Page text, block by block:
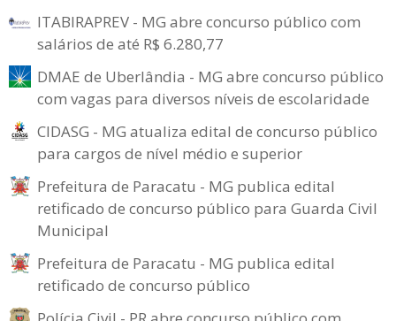
ITABIRAPREV - MG abre concurso público com
salários de até R$ 6.280,77
DMAE de Uberlândia - MG abre concurso público
com vagas para diversos níveis de escolaridade
CIDASG - MG atualiza edital de concurso público
para cargos de nível médio e superior
Prefeitura de Paracatu - MG publica edital
retificado de concurso público para Guarda Civil
Municipal
Prefeitura de Paracatu - MG publica edital
retificado de concurso público